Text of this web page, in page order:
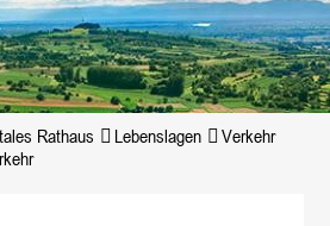
Rathaus Lebenslagen
Verkehr